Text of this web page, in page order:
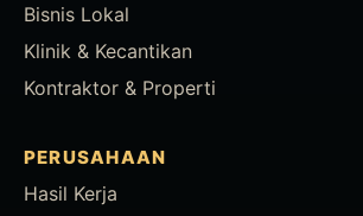
Bisnis Lokal
Klinik & Kecantikan
Kontraktor & Properti
PERUSAHAAN
Hasil Kerja